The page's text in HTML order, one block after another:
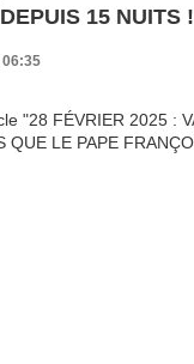
15 NUITS !
06:35